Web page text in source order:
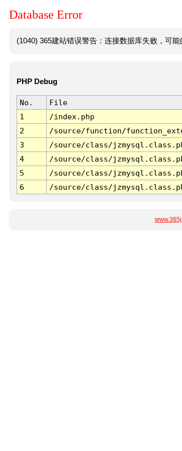
Database Error
(1040) 365建站错误警告：连接数据库失败，可
PHP Debug
No. File
1
/index.php
2
/source/function/
3
/source/class/
4
/source/class/
5
/source/class/
6
/source/class/